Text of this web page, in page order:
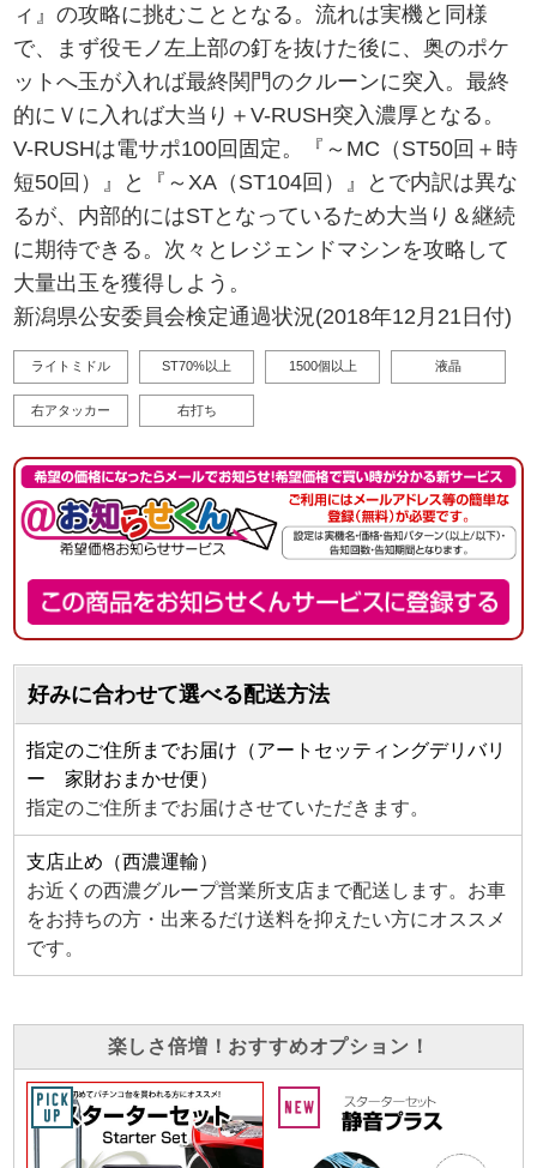
ィ』の攻略に挑むこととなる。流れは実機と同様
で、まず役モノ左上部の釘を抜けた後に、奥のポケ
ットへ玉が入れば最終関門のクルーンに突入。最終
的にＶに入れば大当り＋V-RUSH突入濃厚となる。
V-RUSHは電サポ100回固定。『～MC（ST50回＋時
短50回）』と『～XA（ST104回）』とで内訳は異な
るが、内部的にはSTとなっているため大当り＆継続
に期待できる。次々とレジェンドマシンを攻略して
大量出玉を獲得しよう。
新潟県公安委員会検定通過状況(2018年12月21日付)
ライトミドル ST70%以上 1500個以上 液晶
右アタッカー 右打ち
好みに合わせて選べる配送方法
指定のご住所までお届け（アートセッティングデリバリ
ー 家財おまかせ便）
指定のご住所までお届けさせていただきます。
支店止め（西濃運輸）
お近くの西濃グループ営業所支店まで配送します。お車
をお持ちの方・出来るだけ送料を抑えたい方にオススメ
です。
楽しさ倍増！おすすめオプション！